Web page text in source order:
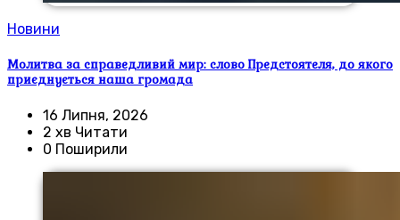
Новини
Молитва за справедливий мир: слово Предстоятеля, до якого
приєднується наша громада
16 Липня, 2026
2 хв Читати
0 Поширили